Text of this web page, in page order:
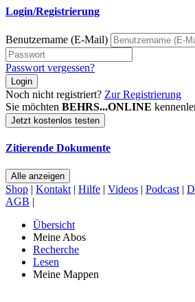
Login/Registrierung
Benutzername (E-Mail)
Passwort vergessen?
Login
Noch nicht registriert? Zur Registrierung
Sie möchten BEHRS...ONLINE
Jetzt kostenlos testen
Zitierende Dokumente
Alle anzeigen
Shop | Kontakt | Hilfe | Videos | Podcast |
AGB |
Übersicht
Meine Abos
Recherche
Lesen
Meine Mappen